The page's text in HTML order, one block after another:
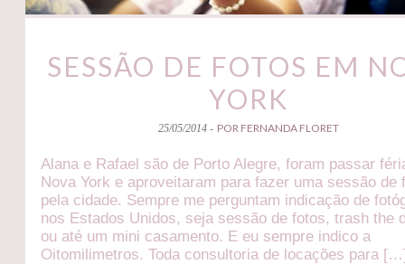
SESSÃO DE FOTOS EM
YORK
25/05/2014 - POR FERNANDA FLORET
Alana e Rafael são de Porto Alegre, foram passar
Nova York e aproveitaram para fazer uma sessão de
pela cidade. Sempre me perguntam indicação de
nos Estados Unidos, seja sessão de fotos, trash the
ou até um mini casamento. E eu sempre indico a
Oitomilimetros. Toda consultoria de locações para